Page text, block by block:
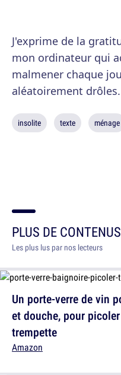
J'exprime de la
mon ordinateur qui
malmener chaque
aléatoirement drôles.
insolite texte ménage
PLUS DE
Les plus lus par nos lecteurs
Un porte-verre de vin
et douche, pour
trempette
Amazon